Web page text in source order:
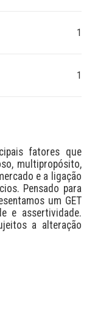
1
1
fatores que
multipropósito,
e a ligação
Pensado para
um GET
e assertividade.
a alteração